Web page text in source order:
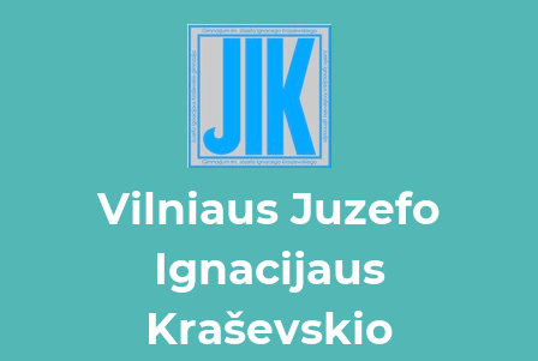
Vilniaus Juzefo
Ignacijaus
Kraševskio